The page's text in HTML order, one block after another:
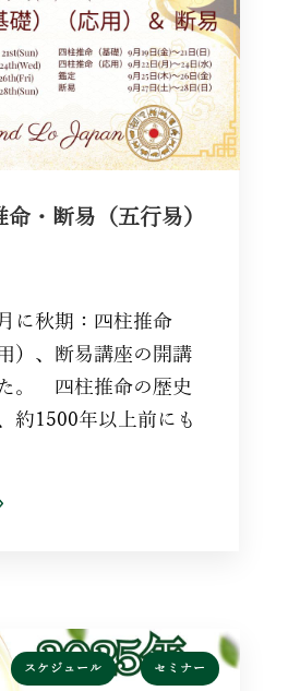
・断易（五行易）
に秋期：四柱推命
）、断易講座の開講
。 四柱推命の歴史
約1500年以上前にも
スケジュール , セミナー